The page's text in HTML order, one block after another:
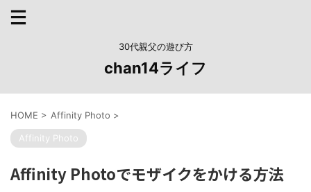
30代親父の遊び方
chan14ライフ
HOME > Affinity Photo >
Affinity Photo
Affinity Photoでモザイクをかける方法